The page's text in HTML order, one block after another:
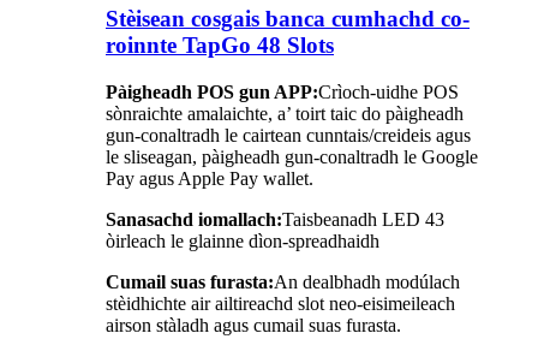
Stèisean cosgais banca cumhachd co-
roinnte TapGo 48 Slots
Pàigheadh ​​POS gun APP:Crìoch-uidhe POS
sònraichte amalaichte, a’ toirt taic do pàigheadh ​​
gun-conaltradh le cairtean cunntais/creideis agus
le sliseagan, pàigheadh ​​gun-conaltradh le Google
Pay agus Apple Pay wallet.
Sanasachd iomallach:Taisbeanadh LED 43
òirleach le glainne dìon-spreadhaidh
Cumail suas furasta:An dealbhadh modúlach
stèidhichte air ailtireachd slot neo-eisimeileach
airson stàladh agus cumail suas furasta.